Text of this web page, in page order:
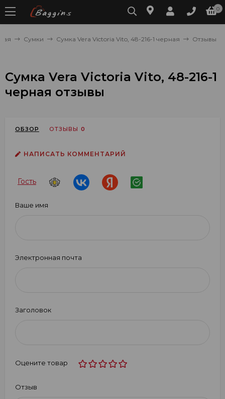
0
Сумки Сумка Vera Victoria Vito, 48-216-1 черная Отзывы
Сумка Vera Victoria Vito, 48-216-1
черная отзывы
ОБЗОР ОТЗЫВЫ 0
НАПИСАТЬ КОММЕНТАРИЙ
Гость
Ваше имя
Электронная почта
Заголовок
Оцените товар
Отзыв